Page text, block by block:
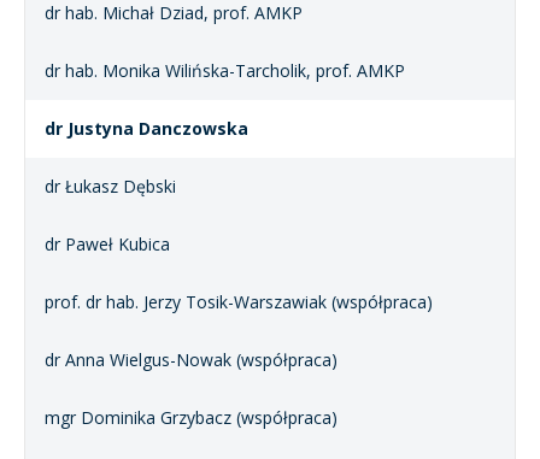
dr hab. Michał Dziad, prof. AMKP
dr hab. Monika Wilińska-Tarcholik, prof. AMKP
dr Justyna Danczowska
dr Łukasz Dębski
dr Paweł Kubica
prof. dr hab. Jerzy Tosik-Warszawiak (współpraca)
dr Anna Wielgus-Nowak (współpraca)
mgr Dominika Grzybacz (współpraca)